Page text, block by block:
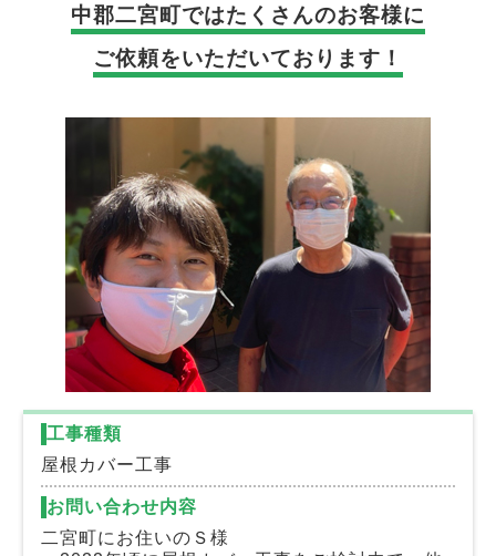
中郡二宮町ではたくさんのお客様に
ご依頼をいただいております！
工事種類
屋根カバー工事
お問い合わせ内容
二宮町にお住いのＳ様